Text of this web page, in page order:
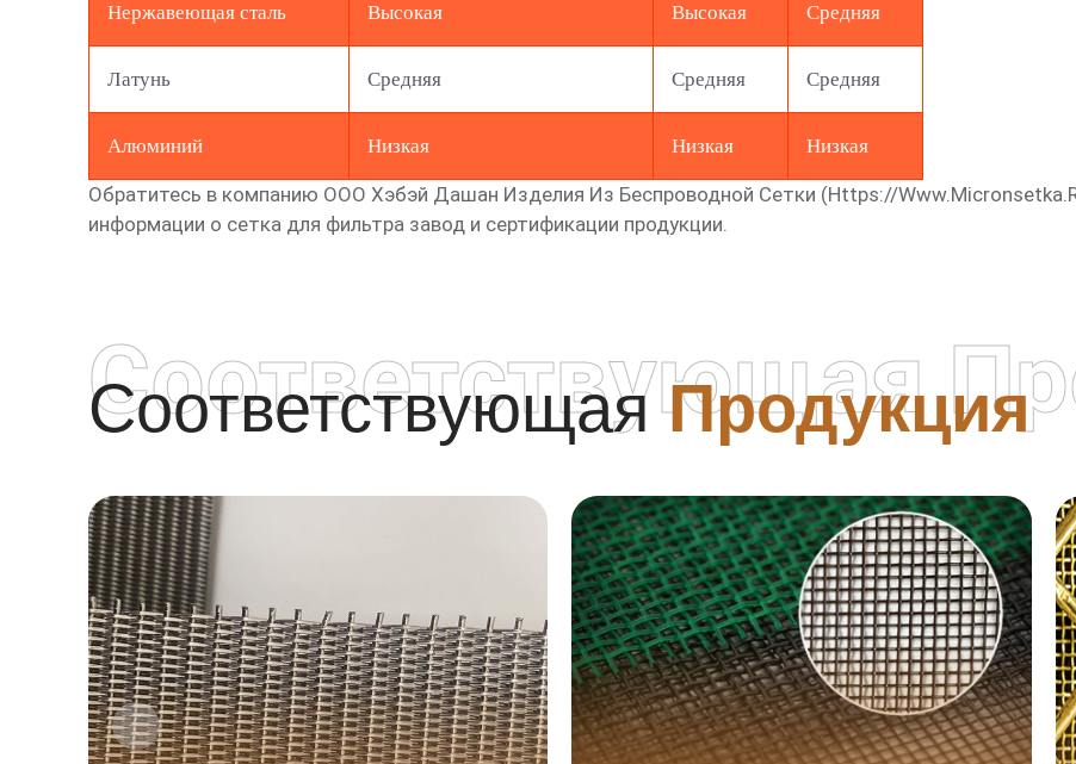
Нержавеющая сталь Высокая Высокая Средняя
Латунь Средняя Средняя Средняя
Алюминий Низкая Низкая Низкая
Обратитесь в компанию ООО Хэбэй Дашан Изделия Из Беспроводной Сетки (Https://
информации о сетка для фильтра заводи сертификации продукции.
СоответствующаяПродукция
Соответствующая